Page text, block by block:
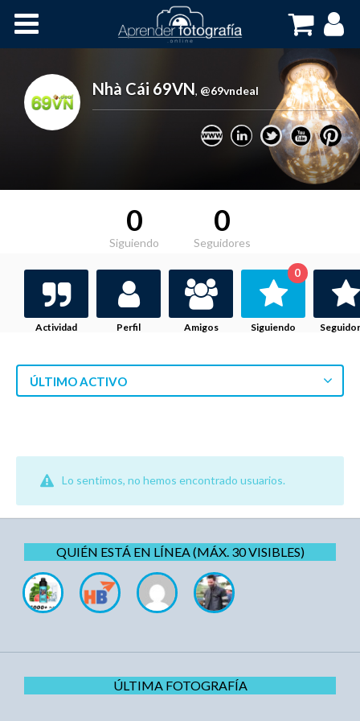
Cursos OnLine
Nhà Cái 69VN, @69vndeal
0
Siguiendo
0
Seguidores
Actividad Perfil Amigos Siguiendo
0
ÚLTIMO ACTIVO
Lo sentimos, no hemos encontrado usuarios.
QUIÉN ESTÁ EN LÍNEA (MÁX. 30 VISIBLES)
ÚLTIMA FOTOGRAFÍA